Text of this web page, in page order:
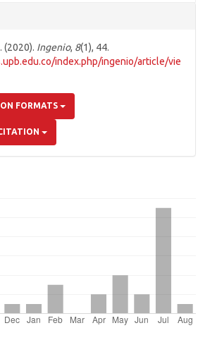
(2020). Ingenio, 8(1), 44.
index.php/ingenio/article/vie
FORMATS